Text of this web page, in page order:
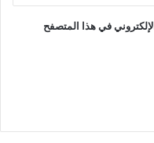
في هذا المتصفح